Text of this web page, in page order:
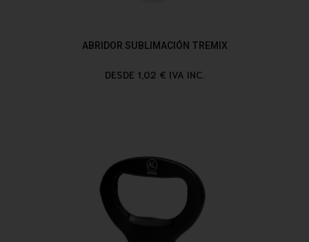
ABRIDOR SUBLIMACIÓN TREMIX
DESDE 1,02 € IVA INC.